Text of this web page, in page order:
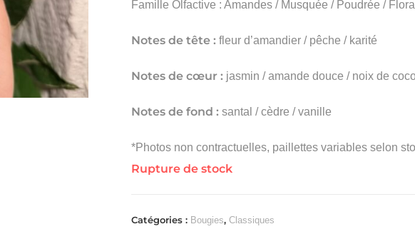
Famille Olfactive : Amandes / Musquée / Poudrée /
Notes de tête : fleur d’amandier / pêche / karité
Notes de cœur : jasmin / amande douce / noix de
Notes de fond : santal / cèdre / vanille
*Photos non contractuelles, paillettes variables selon
Rupture de stock
Catégories : Bougies, Classiques